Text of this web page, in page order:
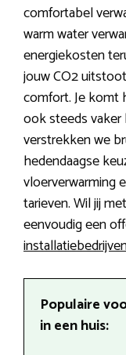
comfortabel
warm water
energiekosten
jouw CO2
comfort. Je komt
ook steeds
verstrekken we
hedendaagse
vloerverwarming
tarieven. Wil jij
eenvoudig een
Populaire
in een huis: